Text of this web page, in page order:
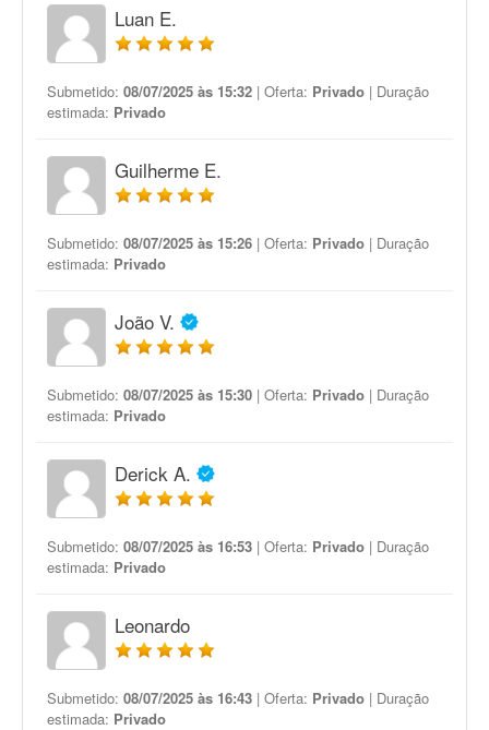
Luan E.
Submetido: 08/07/2025 às 15:32 | Oferta: Privado | Duração
estimada: Privado
Guilherme E.
Submetido: 08/07/2025 às 15:26 | Oferta: Privado | Duração
estimada: Privado
João V.
Submetido: 08/07/2025 às 15:30 | Oferta: Privado | Duração
estimada: Privado
Derick A.
Submetido: 08/07/2025 às 16:53 | Oferta: Privado | Duração
estimada: Privado
Leonardo
Submetido: 08/07/2025 às 16:43 | Oferta: Privado | Duração
estimada: Privado